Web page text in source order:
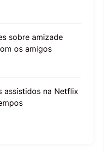
sobre amizade
os amigos
assistidos na Netflix